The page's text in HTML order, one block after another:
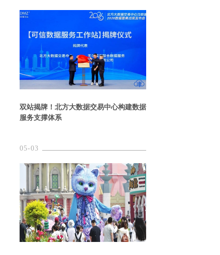
双站揭牌！北方大数据交易中心构建数据
服务支撑体系
05-03